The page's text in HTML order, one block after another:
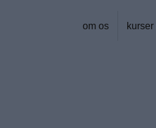
om os